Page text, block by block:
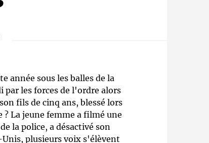
Qui sommes-nous ?
année sous les balles de la
par les forces de l'ordre alors
fils de cinq ans, blessé lors
La jeune femme a filmé une
la police, a désactivé son
plusieurs voix s'élèvent